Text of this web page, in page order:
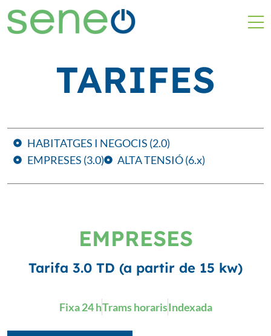
TARIFES
HABITATGES I NEGOCIS (2.0)
EMPRESES (3.0)
ALTA TENSIÓ (6.x)
EMPRESES
Tarifa 3.0 TD (a partir de 15 kw)
Fixa 24 hTrams horarisIndexada